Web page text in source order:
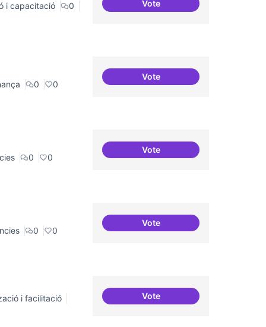
i capacitació
0
VoteSensibilització FLOSS
0 0
VoteRevisió interna del Model
0 0
VoteResidències i governança
0 0
VoteResidències d'èxit
i facilitació
VoteRepositori de coneixement